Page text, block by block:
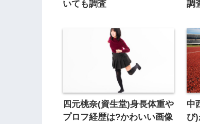
いても調査
調
四元桃奈(資生堂)身長体重や
プロフ経歴は?かわいい画像
中
び